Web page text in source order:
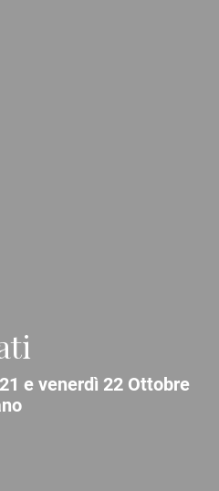
e venerdì 22 Ottobre